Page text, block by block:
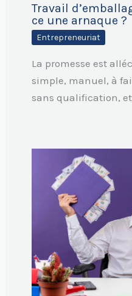
Travail
ce une arnaque ?
Entrepreneuriat
La promesse est
simple, manuel, à
sans qualification,